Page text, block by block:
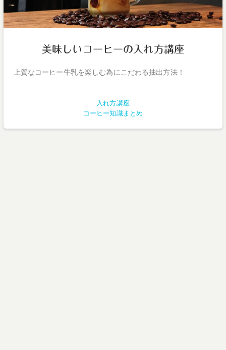
美味しいコーヒーの入れ方講座
上質なコーヒー牛乳を楽しむ為にこだわる抽出方法！
入れ方講座
コーヒー知識まとめ